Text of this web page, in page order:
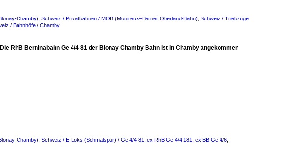
Chamby) Schweiz / Privatbahnen / MOB (Montreux–Berner Oberland-Bahn) Schweiz / Triebzüge
/ Bahnhöfe / Chamby
RhB Berninabahn Ge 4/4 81 der Blonay Chamby Bahn ist in Chamby angekommen
Chamby) Schweiz / E-Loks (Schmalspur) / Ge 4/4 81, ex RhB Ge 4/4 181, ex BB Ge 4/6